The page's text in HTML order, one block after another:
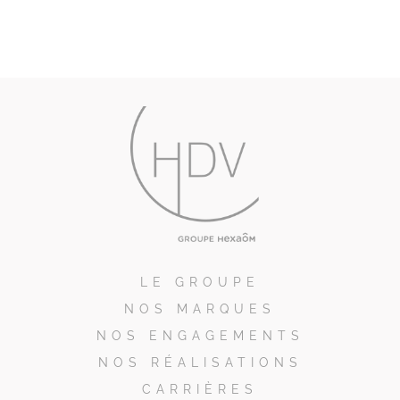
LE GROUPE
NOS MARQUES
NOS ENGAGEMENTS
NOS RÉALISATIONS
CARRIÈRES